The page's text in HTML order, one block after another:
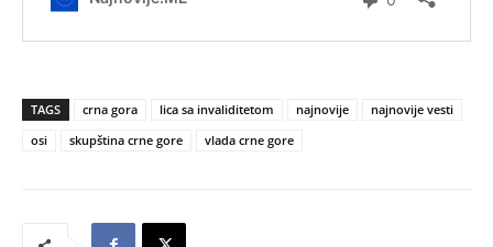
TAGS crna gora lica sa invaliditetom najnovije
najnovije vesti
osi
skupština crne gore vlada crne gore